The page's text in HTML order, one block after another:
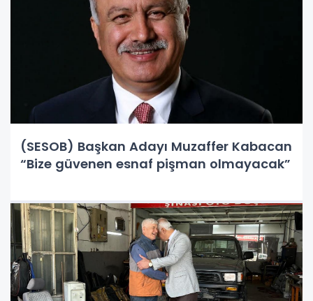
(SESOB) Başkan Adayı Muzaffer Kabacan
“Bize güvenen esnaf pişman olmayacak”